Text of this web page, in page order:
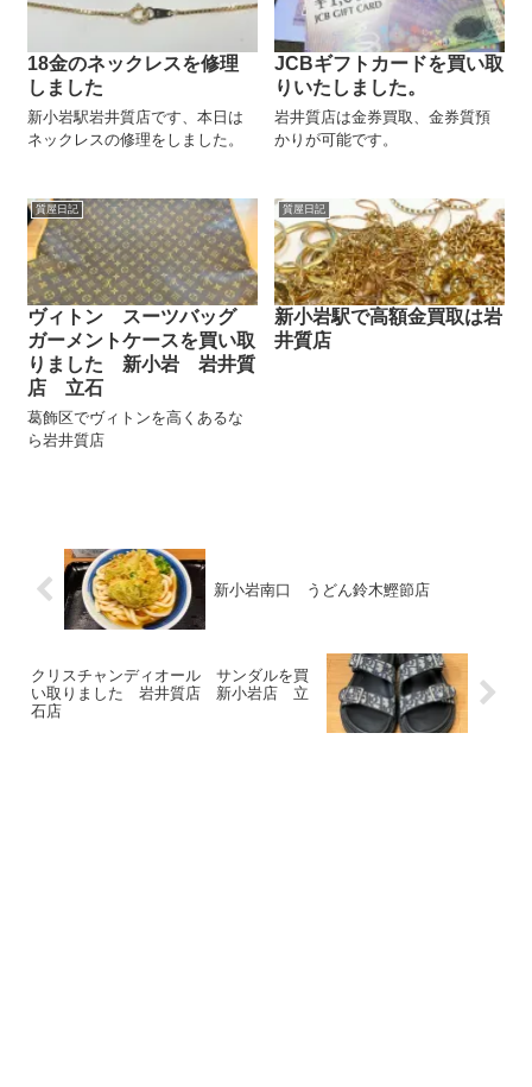
18金のネックレスを修理
しました
新小岩駅岩井質店です、本日は
ネックレスの修理をしました。
JCBギフトカードを買い取
りいたしました。
岩井質店は金券買取、金券質預
かりが可能です。
質屋日記
ヴィトン スーツバッグ
ガーメントケースを買い取
りました 新小岩 岩井質
店 立石
葛飾区でヴィトンを高くあるな
ら岩井質店
質屋日記
新小岩駅で高額金買取は岩
井質店
新小岩南口 うどん鈴木鰹節店
クリスチャンディオール サンダルを買
い取りました 岩井質店 新小岩店 立
石店